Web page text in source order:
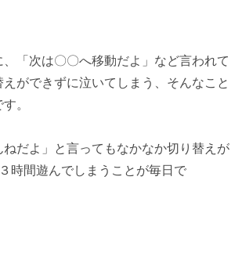
「次は〇〇へ移動だよ」など言われて
えができずに泣いてしまう、そんなこと
。
ねだよ」と言ってもなかなか切り替えが
時間遊んでしまうことが毎日で